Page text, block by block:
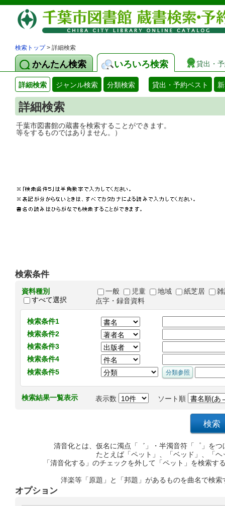
検索トップ> 詳細検索
かんたん検索 いろいろ検索 貸出・
詳細検索 ジャンル検索 分類検索 貸出・予約ベスト
詳細検索
千葉市図書館の蔵書を検索することがで
等をするものではありません。）
検索条件
資料種別
すべて選択
一般 児童 地域 紙芝居
点字・録音資料
検索条件1
検索条件2
検索条件3
検索条件4
検索条件5
検索結果一覧表示 表示数 ソート順
清音化とは、仮名に濁点「゛」・半濁音符「゜」を
たとえば「ペット」、「ベッド」、「
「清音化する」のチェックを外して「ペット」を検索
洋楽等「原題」と「邦題」があるものを曲名で検
オプション